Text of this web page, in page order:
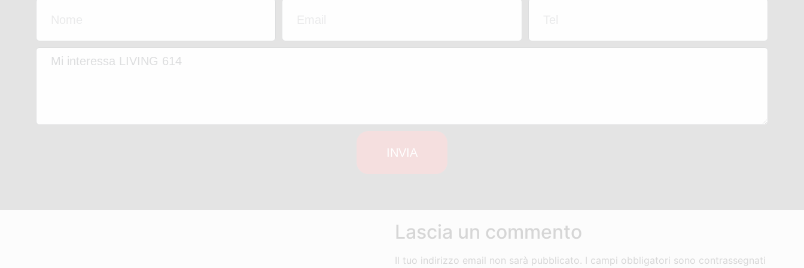
INVIA
Lascia un commento
Il tuo indirizzo email non sarà pubblicato. I campi obbligatori sono contrassegnati